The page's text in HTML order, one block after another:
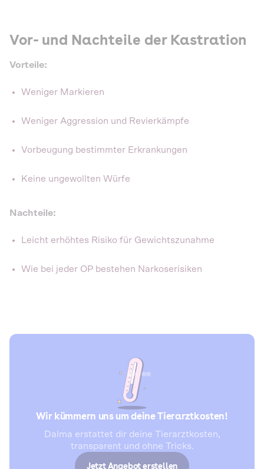
Vor- und Nachteile der Kastration
Vorteile:
Weniger Markieren
Weniger Aggression und Revierkämpfe
Vorbeugung bestimmter Erkrankungen
Keine ungewollten Würfe
Nachteile:
Leicht erhöhtes Risiko für Gewichtszunahme
Wie bei jeder OP bestehen Narkoserisiken
Wir kümmern uns um deine Tierarztkosten!
Dalma erstattet dir deine Tierarztkosten,
transparent und ohne Tricks.
Jetzt Angebot erstellen